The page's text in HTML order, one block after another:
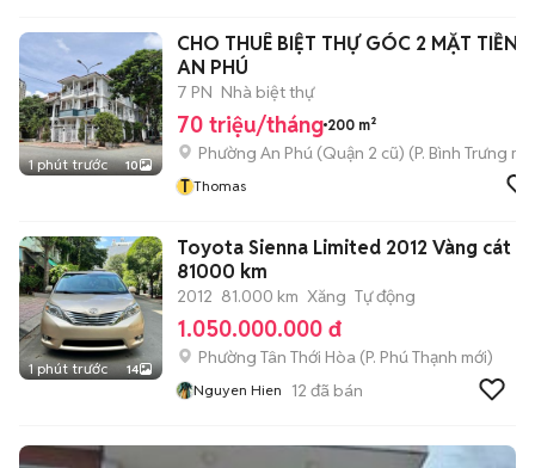
1 phút trước 10
CHO THUÊ BIỆT THỰ GÓC 2 MẶT TIỀN -
AN PHÚ
7 PN Nhà biệt thự
70 triệu/tháng 200 m²
Phường An Phú (Quận 2 cũ) (P. Bình Trưng
T Thomas
1 phút trước 14
Toyota Sienna Limited 2012 Vàng cát
81000 km
2012 81.000 km Xăng Tự động
1.050.000.000 đ
Phường Tân Thới Hòa (P. Phú Thạnh mới)
Nguyen Hien 12 đã bán